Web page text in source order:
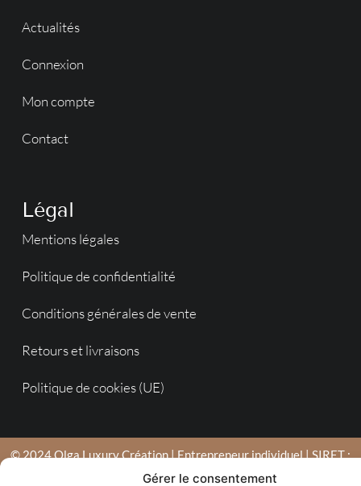
Gérer le consentement
Actualités
Connexion
Mon compte
Contact
Légal
Mentions légales
Politique de confidentialité
Conditions générales de vente
Retours et livraisons
Politique de cookies (UE)
© 2024 Olga Luxury Création | Entrepreneur individuel | SIRET :
753 790 039 00022 | Agence en Moselle de création de sites